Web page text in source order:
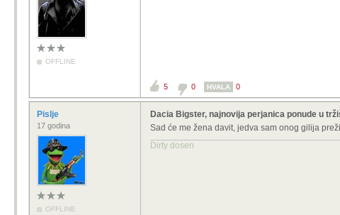
OFFLINE
5 0 HVALA 0
Pislje
17 godina
OFFLINE
Dacia Bigster, najnovija perjanica ponude u
Sad će me žena davit, jedva sam onog gilija
Dirty dosen